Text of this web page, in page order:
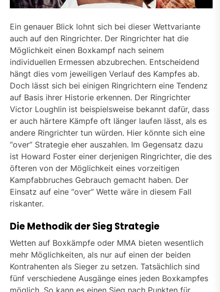
Ein genauer Blick lohnt sich bei dieser Wettvariante
auch auf den Ringrichter. Der Ringrichter hat die
Möglichkeit einen Boxkampf nach seinem
individuellen Ermessen abzubrechen. Entscheidend
hängt dies vom jeweiligen Verlauf des Kampfes ab.
Doch lässt sich bei einigen Ringrichtern eine Tendenz
auf Basis ihrer Historie erkennen. Der Ringrichter
Victor Loughlin ist beispielsweise bekannt dafür, dass
er auch härtere Kämpfe oft länger laufen lässt, als es
andere Ringrichter tun würden. Hier könnte sich eine
“over” Strategie eher auszahlen. Im Gegensatz dazu
ist Howard Foster einer derjenigen Ringrichter, die des
öfteren von der Möglichkeit eines vorzeitigen
Kampfabbruches Gebrauch gemacht haben. Der
Einsatz auf eine “over” Wette wäre in diesem Fall
riskanter.
Die Methodik der Sieg Strategie
Wetten auf Boxkämpfe oder MMA bieten wesentlich
mehr Möglichkeiten, als nur auf einen der beiden
Kontrahenten als Sieger zu setzen. Tatsächlich sind
fünf verschiedene Ausgänge eines jeden Boxkampfes